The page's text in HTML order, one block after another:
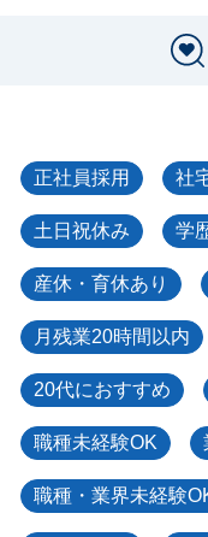
正社員採用 社
土日祝休み 学
産休・育休あり
月残業20時間以内
20代におすすめ
職種未経験OK
職種・業界未経験